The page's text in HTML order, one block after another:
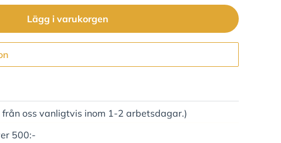
Lägg i varukorgen
från oss vanligtvis inom 1-2 arbetsdagar.)
500:-